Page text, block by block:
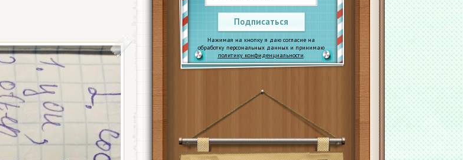
Подписаться
Нажимая на кнопку я даю согласие на
обработку персональных данных и принимаю
политику конфиденциальности.